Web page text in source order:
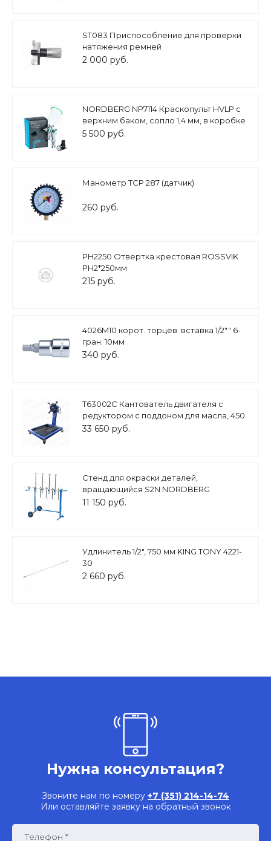
ST083 Приспособление для проверки
натяжения ремней
2 000 руб.
NORDBERG NP7114 Краскопульт HVLP с
верхним баком, сопло 1,4 мм, в коробке
5 500 руб.
Манометр TCP 287 (датчик)
260 руб.
PH2250 Отвертка крестовая ROSSVIK
PH2*250мм
215 руб.
4026M10 корот. торцев. вставка 1/2"" 6-
гран. 10мм
340 руб.
T63002C Кантователь двигателя с
редуктором с поддоном для масла, 450
кг
33 650 руб.
Стенд для окраски деталей,
вращающийся S2N NORDBERG
11 150 руб.
Удлинитель 1/2", 750 мм KING TONY 4221-
30
2 660 руб.
Нужна консультация?
Звоните нам по номеру +7 (351) 214-14-74
Или оставляйте заявку на обратный звонок
Телефон *